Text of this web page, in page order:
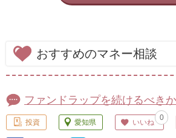
おすすめのマネー相談
ファンドラップを続けるべ
投資 愛知県 いいね
0